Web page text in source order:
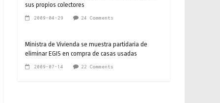
sus propios colectores
2009-04-29 24 Comments
Ministra de Vivienda se muestra partidaria de
eliminar EGIS en compra de casas usadas
2009-07-14 22 Comments